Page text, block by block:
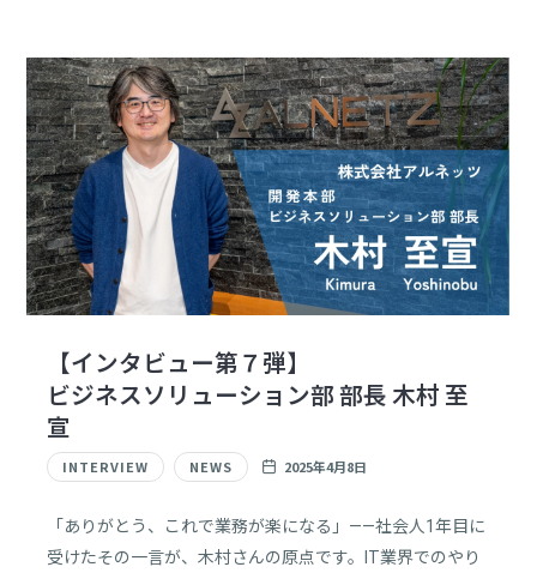
【インタビュー第７弾】
ビジネスソリューション部 部長 木村 至
宣
INTERVIEW NEWS 2025年4月8日
「ありがとう、これで業務が楽になる」——社会人1年目に
受けたその一言が、木村さんの原点です。IT業界でのやり